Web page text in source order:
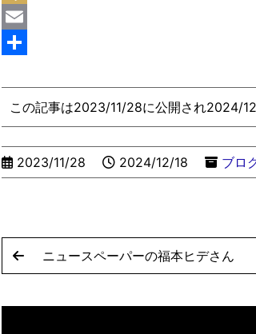
eeo
o
r
en
e
s
M
E
l
この記事は2023/11/28に公開され2024/
2023/11/28 2024/12/18 ブロ
ニュースペーパーの福本ヒデさん